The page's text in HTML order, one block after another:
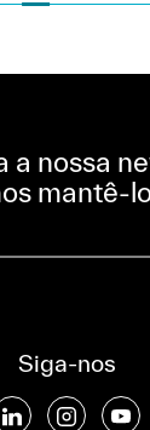
a nossa
mantê-
Siga-nos